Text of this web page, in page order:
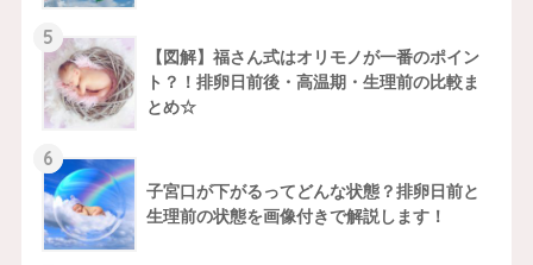
5
【図解】福さん式はオリモノが一番のポイン
ト？！排卵日前後・高温期・生理前の比較ま
とめ☆
6
子宮口が下がるってどんな状態？排卵日前と
生理前の状態を画像付きで解説します！